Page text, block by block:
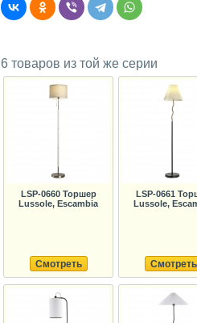
6 товаров из той же серии
LSP-0660 Торшер
Lussole, Escambia
Смотреть
LSP-0661
Lussole,
Смотреть